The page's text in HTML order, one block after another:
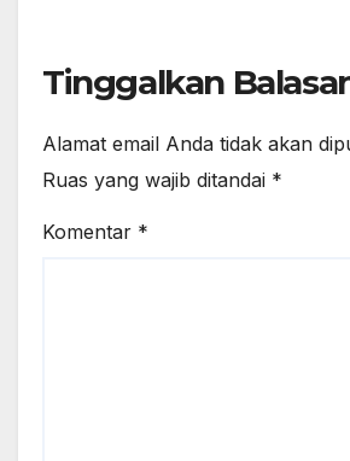
Tinggalkan
Alamat email Anda tidak akan
Ruas yang wajib ditandai *
Komentar *